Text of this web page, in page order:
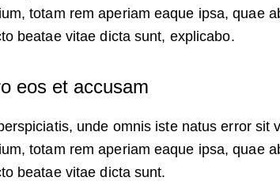
totam rem aperiam eaque ipsa, quae
beatae vitae dicta sunt, explicabo.
eos et accusam
unde omnis iste natus error sit
totam rem aperiam eaque ipsa, quae
beatae vitae dicta sunt.